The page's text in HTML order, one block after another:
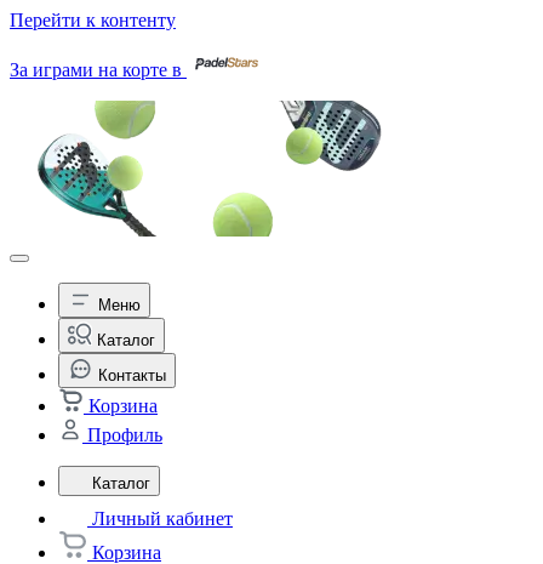
Перейти к контенту
За играми на корте в
Меню
Каталог
Контакты
Корзина
Профиль
Каталог
Личный кабинет
Корзина